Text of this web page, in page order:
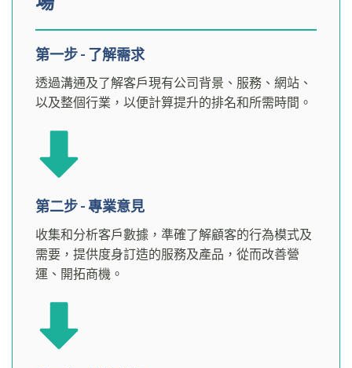
第一步 - 了解需求
透過溝通及了解客戶現有公司背景、服務、網站、
以及整個行業，以便計算提升的排名和所需時間。
第二步 - 專業意見
收集和分析客戶數據，準確了解顧客的行為模式及
需要，提供度身訂造的服務及產品，從而改善營
運、開拓商機。